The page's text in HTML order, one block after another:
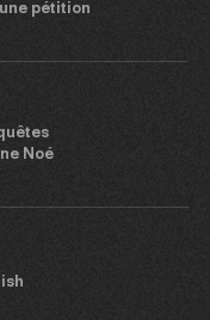
pétition
Noé